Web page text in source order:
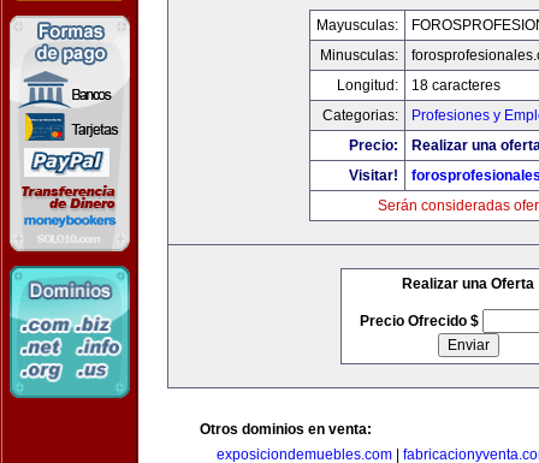
Mayusculas:
Minusculas:
Longitud:
18 caracteres
Categorias:
Profesiones y
Precio:
Realizar una
Visitar!
Serán consideradas
Realizar una Oferta
Precio Ofrecido $
Otros dominios en venta:
exposiciondemuebles.com|